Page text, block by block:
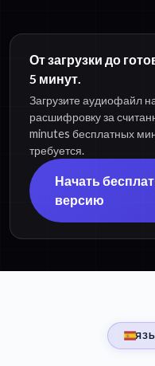
От загрузки до
5 минут.
Загрузите аудиофайл
расшифровку за
minutes бесплатных
требуется.
Начать
версию